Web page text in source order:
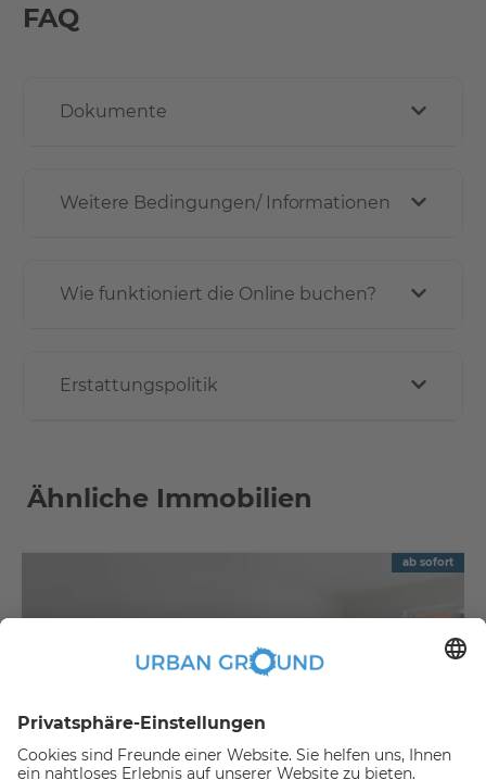
FAQ
Dokumente
Weitere Bedingungen/ Informationen
Wie funktioniert die Online buchen?
Erstattungspolitik
Ähnliche Immobilien
ab sofort
€1.090,00 per month